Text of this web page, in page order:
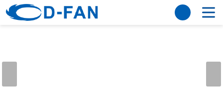
法国vs挪威